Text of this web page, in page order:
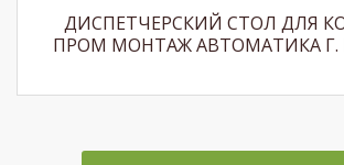
ДИСПЕТЧЕРСКИЙ СТОЛ ДЛЯ
ПРОМ МОНТАЖ АВТОМАТИКА Г.